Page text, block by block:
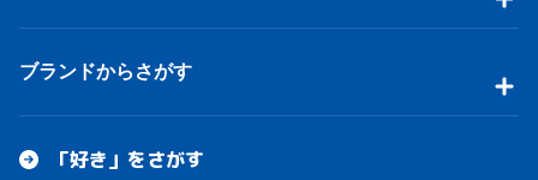
ブランドからさがす
「好き」をさがす